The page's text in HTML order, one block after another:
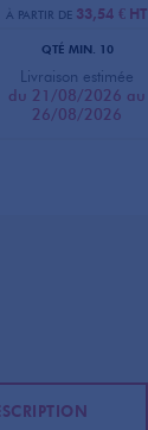
À PARTIR DE 33,54 € HT
QTÉ MIN. 10
Livraison estimée
du 21/08/2026 au
26/08/2026